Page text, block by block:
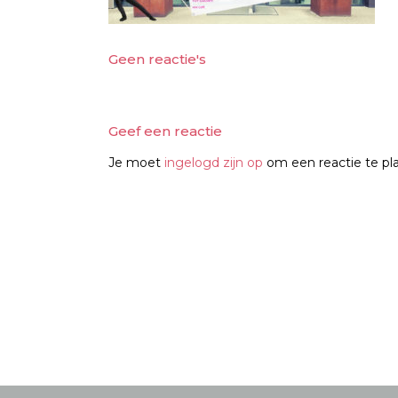
Geen reactie's
Geef een reactie
Je moet ingelogd zijn op om een reactie te